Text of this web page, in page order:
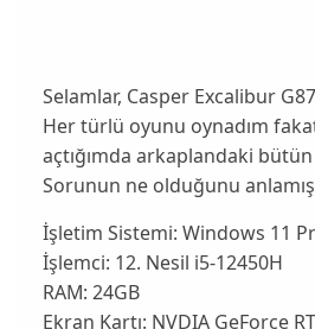
Selamlar, Casper Excalibur
Her türlü oyunu oynadım
açtığımda arkaplandaki
Sorunun ne olduğunu
İşletim Sistemi: Windows 11
İşlemci: 12. Nesil i5-12450H
RAM: 24GB
Ekran Kartı: NVDIA GeForce